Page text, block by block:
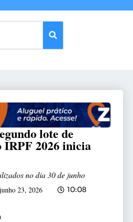
lote de
2026 inicia
no dia 30 de junho
junho 23, 2026 10:08